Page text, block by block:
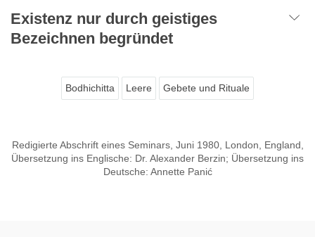
Existenz nur durch geistiges
Bezeichnen begründet
Bodhichitta Leere Gebete und Rituale
Redigierte Abschrift eines Seminars, Juni 1980, London, England,
Übersetzung ins Englische: Dr. Alexander Berzin; Übersetzung ins
Deutsche: Annette Panić